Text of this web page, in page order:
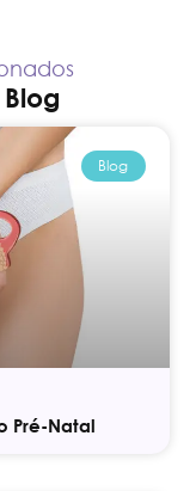
Blog
Pré-Natal